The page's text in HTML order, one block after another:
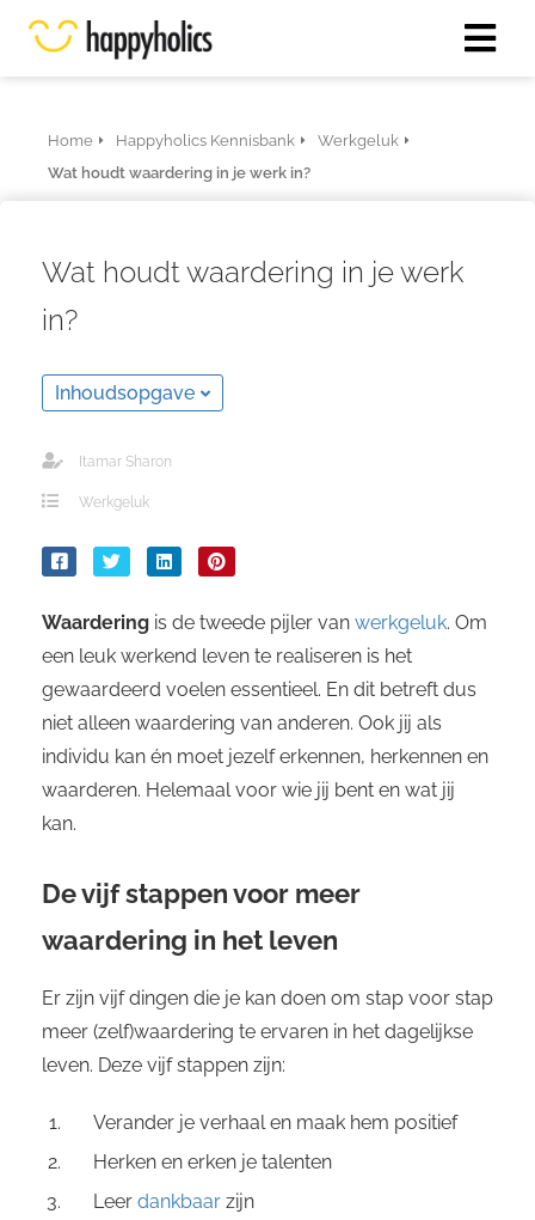
Home Happyholics Kennisbank
Werkgeluk
Wat houdt waardering in je werk in?
Wat houdt waardering in je werk
in?
Inhoudsopgave
Itamar Sharon
Werkgeluk
Waardering is de tweede pijler van werkgeluk. Om
een leuk werkend leven te realiseren is het
gewaardeerd voelen essentieel. En dit betreft dus
niet alleen waardering van anderen. Ook jij als
individu kan én moet jezelf erkennen, herkennen en
waarderen. Helemaal voor wie jij bent en wat jij
kan.
De vijf stappen voor meer
waardering in het leven
Er zijn vijf dingen die je kan doen om stap voor stap
meer (zelf)waardering te ervaren in het dagelijkse
leven. Deze vijf stappen zijn:
Verander je verhaal en maak hem positief
Herken en erken je talenten
Leerdankbaar zijn